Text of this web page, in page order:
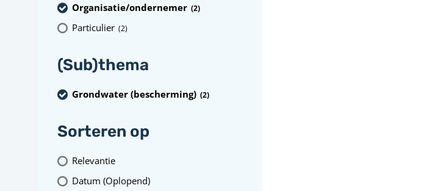
Organisatie/ondernemer (2)
Particulier (2)
(Sub)thema
Grondwater (bescherming) (2)
Sorteren op
Relevantie
Datum (Oplopend)